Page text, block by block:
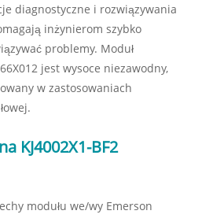
diagnostyczne i rozwiązywania
inżynierom szybko
problemy. Moduł
jest wysoce niezawodny,
w zastosowaniach
KJ4002X1-BF2
modułu we/wy Emerson